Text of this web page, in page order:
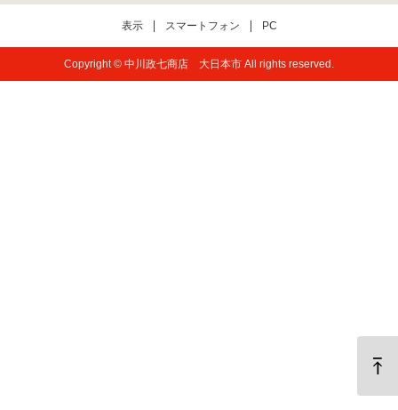
表示 スマートフォン PC
Copyright © 中川政七商店 大日本市 All rights reserved.